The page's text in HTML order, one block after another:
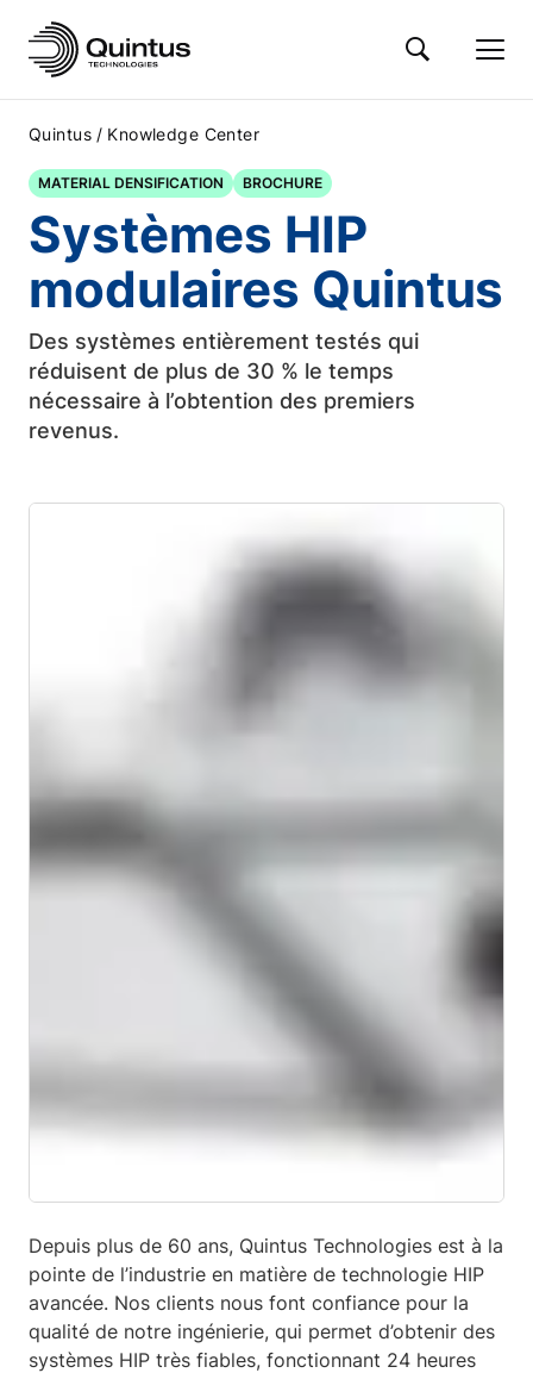
Quintus / Knowledge Center
MATERIAL DENSIFICATION BROCHURE
Systèmes HIP
modulaires Quintus
Des systèmes entièrement testés qui
réduisent de plus de 30 % le temps
nécessaire à l’obtention des premiers
revenus.
Depuis plus de 60 ans, Quintus Technologies est à la
pointe de l’industrie en matière de technologie HIP
avancée. Nos clients nous font confiance pour la
qualité de notre ingénierie, qui permet d’obtenir des
systèmes HIP très fiables, fonctionnant 24 heures